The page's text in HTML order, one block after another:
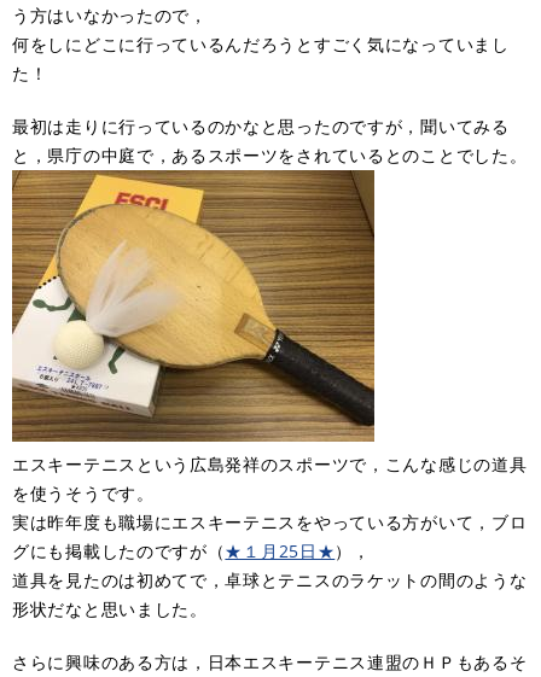
う方はいなかったので，
何をしにどこに行っているんだろうとすごく気になっていまし
た！
最初は走りに行っているのかなと思ったのですが，聞いてみる
と，県庁の中庭で，あるスポーツをされているとのことでした。
エスキーテニスという広島発祥のスポーツで，こんな感じの道具
を使うそうです。
実は昨年度も職場にエスキーテニスをやっている方がいて，ブロ
グにも掲載したのですが（★１月25日★），
道具を見たのは初めてで，卓球とテニスのラケットの間のような
形状だなと思いました。
さらに興味のある方は，日本エスキーテニス連盟のＨＰもあるそ